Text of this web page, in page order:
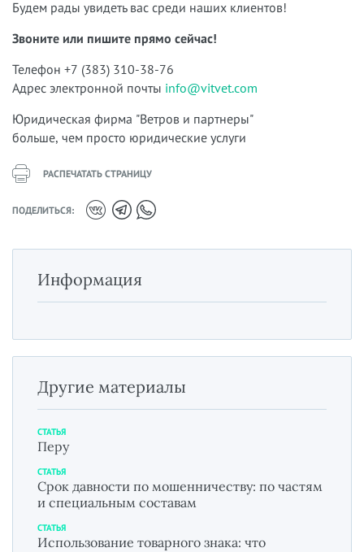
Будем рады увидеть вас среди наших клиентов!
Звоните или пишите прямо сейчас!
Телефон +7 (383) 310-38-76
Адрес электронной почты info@vitvet.com
Юридическая фирма "Ветров и партнеры"
больше, чем просто юридические услуги
РАСПЕЧАТАТЬ СТРАНИЦУ
ПОДЕЛИТЬСЯ:
Информация
Другие материалы
СТАТЬЯ
Перу
СТАТЬЯ
Срок давности по мошенничеству: по частям
и специальным составам
СТАТЬЯ
Использование товарного знака: что